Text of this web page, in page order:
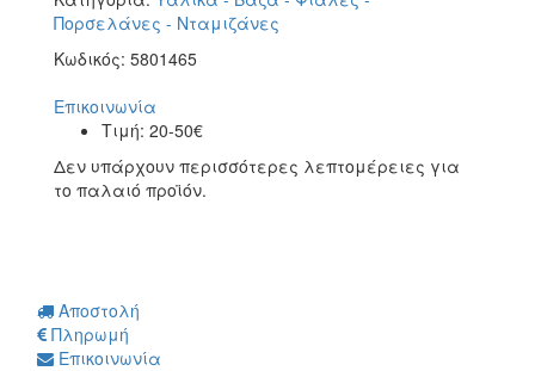
Πορσελάνες - Νταμιζάνες
Κωδικός: 5801465
Επικοινωνία
Τιμή: 20-50€
Δεν υπάρχουν περισσότερες λεπτομέρειες για
το παλαιό προϊόν.
Αποστολή
Πληρωμή
Επικοινωνία